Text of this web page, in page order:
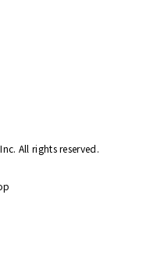
All rights reserved.